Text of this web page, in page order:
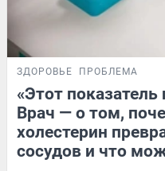
ЗДОРОВЬЕ ПРОБЛЕМА
«Этот
Врач — о том,
холестерин
сосудов и что